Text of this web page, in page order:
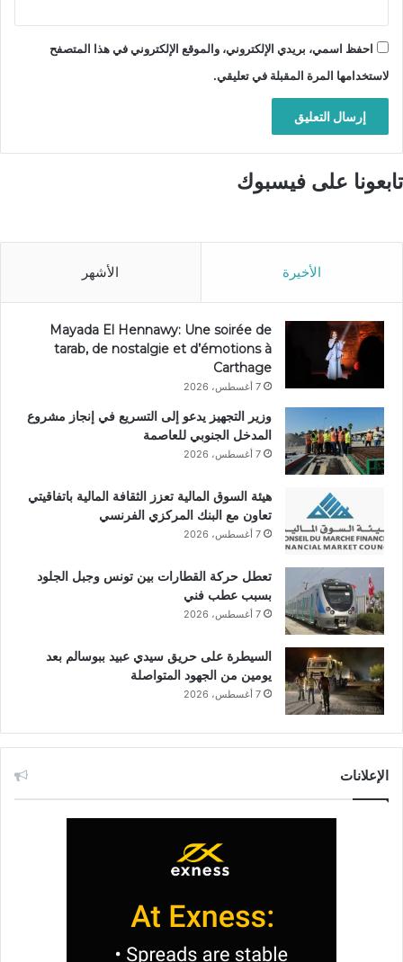
احفظ اسمي، بريدي الإلكتروني، والموقع الإلكتروني في هذا المتصفح
لاستخدامها المرة المقبلة في تعليقي.
تابعونا على فيسبوك
الأخيرة الأشهر
Mayada El Hennawy: Une soirée de
tarab, de nostalgie et d’émotions à
Carthage
7 أغسطس، 2026
وزير التجهيز يدعو إلى التسريع في إنجاز مشروع
المدخل الجنوبي للعاصمة
7 أغسطس، 2026
هيئة السوق المالية تعزز الثقافة المالية باتفاقيتي
تعاون مع البنك المركزي الفرنسي
7 أغسطس، 2026
تعطل حركة القطارات بين تونس وجبل الجلود
بسبب عطب فني
7 أغسطس، 2026
السيطرة على حريق سيدي عبيد ببوسالم بعد
يومين من الجهود المتواصلة
7 أغسطس، 2026
الإعلانات